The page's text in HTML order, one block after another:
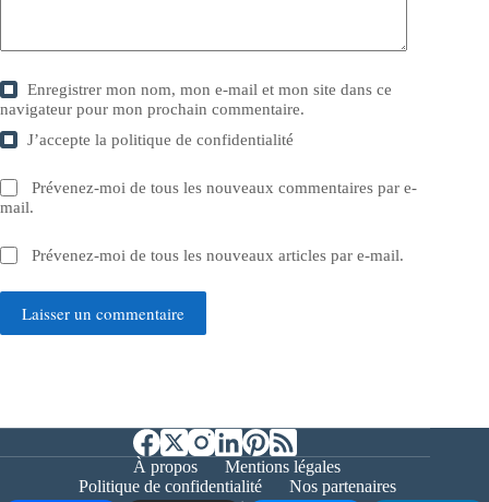
Enregistrer mon nom, mon e-mail et mon site dans ce
navigateur pour mon prochain commentaire.
J’accepte lapolitique de confidentialité
Prévenez-moi de tous les nouveaux commentaires par e-
mail.
Prévenez-moi de tous les nouveaux articles par e-mail.
Laisser un commentaire
À propos
Mentions légales
Politique de confidentialité
Nos partenaires